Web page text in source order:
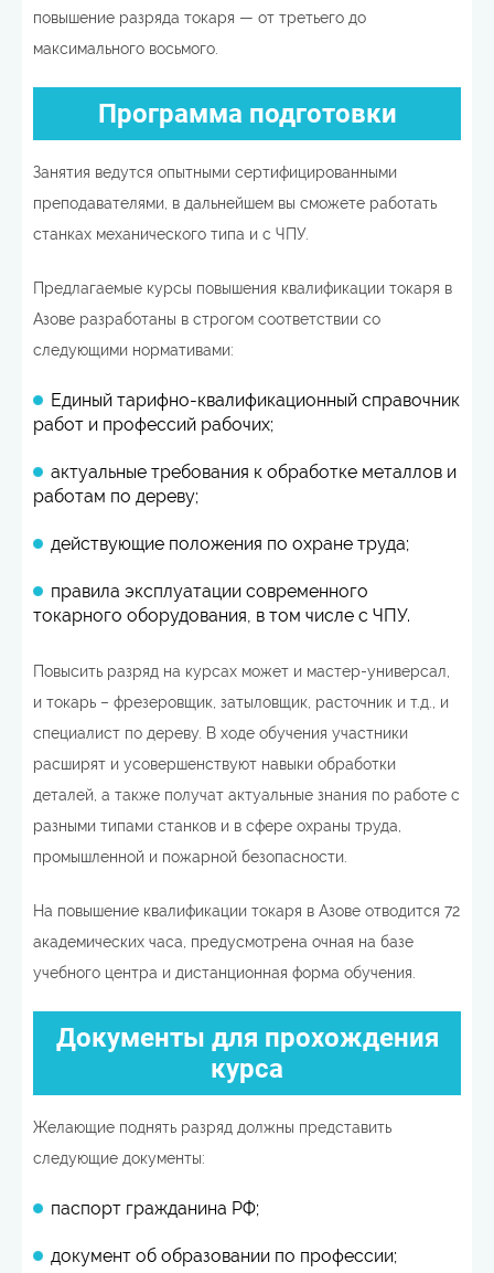
повышение разряда токаря — от третьего до
максимального восьмого.
Программа подготовки
Занятия ведутся опытными сертифицированными
преподавателями, в дальнейшем вы сможете работать
станках механического типа и с ЧПУ.
Предлагаемые курсы повышения квалификации токаря в
Азове разработаны в строгом соответствии со
следующими нормативами:
Единый тарифно-квалификационный справочник
работ и профессий рабочих;
актуальные требования к обработке металлов и
работам по дереву;
действующие положения по охране труда;
правила эксплуатации современного
токарного оборудования, в том числе с ЧПУ.
Повысить разряд на курсах может и мастер-универсал,
и токарь – фрезеровщик, затыловщик, расточник и т.д., и
специалист по дереву. В ходе обучения участники
расширят и усовершенствуют навыки обработки
деталей, а также получат актуальные знания по работе с
разными типами станков и в сфере охраны труда,
промышленной и пожарной безопасности.
На повышение квалификации токаря в Азове отводится 72
академических часа, предусмотрена очная на базе
учебного центра и дистанционная форма обучения.
Документы для прохождения
курса
Желающие поднять разряд должны представить
следующие документы:
паспорт гражданина РФ;
документ об образовании по профессии;